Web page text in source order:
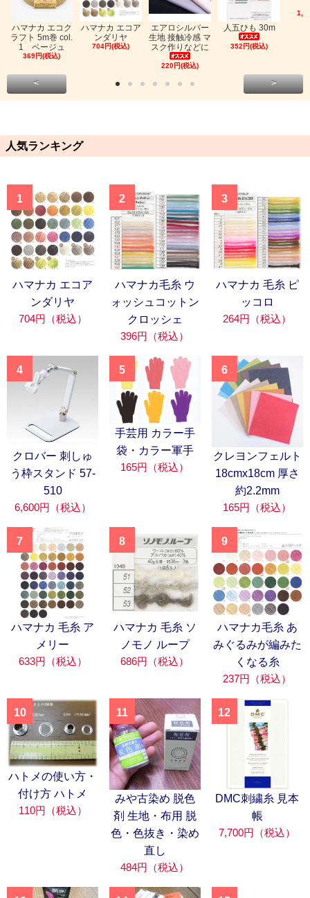
ハマナカ エコク
ラフト 5m巻 col.
1 ベージュ
369円(税込)
ハマナカ エコア
ンダリヤ
704円(税込)
エアロシルバー
生地 接触冷感 マ
スク作りなどに
220円(税込)
人五ひも 30m
352円(税込)
< >
人気ランキング
1
ハマナカ エコア
ンダリヤ
704円（税込）
2
ハマナカ毛糸 ウ
ォッシュコットン
クロッシェ
396円（税込）
3
ハマナカ 毛糸 ピ
ッコロ
264円（税込）
4
クロバー 刺しゅ
う枠スタンド 57-
510
6,600円（税込）
5
手芸用 カラー手
袋・カラー軍手
165円（税込）
6
クレヨンフェルト
18cmx18cm 厚さ
約2.2mm
165円（税込）
7
ハマナカ 毛糸 ア
メリー
633円（税込）
8
ハマナカ 毛糸 ソ
ノモノ ループ
686円（税込）
9
ハマナカ毛糸 あ
みぐるみが編みた
くなる糸
237円（税込）
10
ハトメの使い方・
付け方 ハトメ
110円（税込）
11
みや古染め 脱色
剤 生地・布用 脱
色・色抜き・染め
直し
484円（税込）
12
DMC刺繍糸 見本
帳
7,700円（税込）